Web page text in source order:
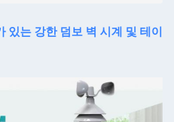
있는 강한 덤보 벽 시계 및 테이